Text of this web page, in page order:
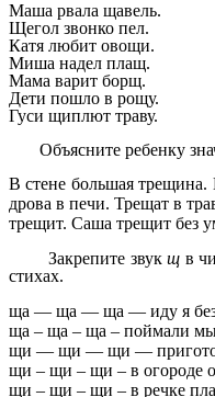
Маша рвала щавель.
Щегол звонко пел.
Катя любит овощи.
Миша надел плащ.
Мама варит борщ.
Дети пошло в рощу.
Гуси щиплют траву.
Объясните ребенку
В стене большая трещина.
дрова в печи. Трещат в
трещит. Саша трещит без
Закрепите звук щ в
стихах.
ща — ща — ща — иду я
ща – ща – ща – поймали
щи — щи — щи —
щи – щи – щи – в огороде
щи – щи – щи – в речке